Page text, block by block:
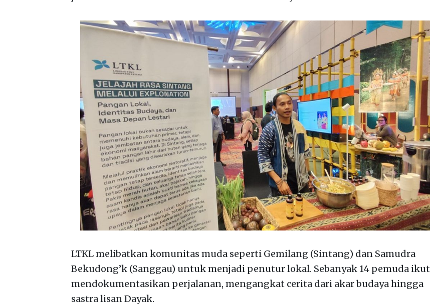
LTKL melibatkan komunitas muda seperti Gemilang (Sintang) dan Samudra
Bekudong’k (Sanggau) untuk menjadi penutur lokal. Sebanyak 14 pemuda ikut
mendokumentasikan perjalanan, mengangkat cerita dari akar budaya hingga
sastra lisan Dayak.